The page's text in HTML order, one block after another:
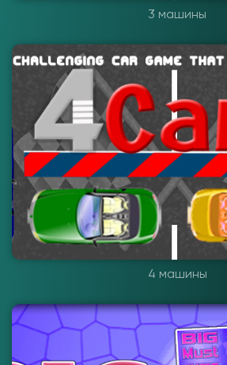
3 машины
4 машины